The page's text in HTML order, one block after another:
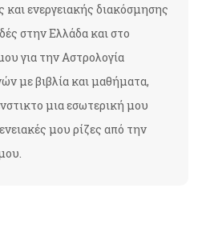
και ενεργειακής διακόσμησης
στην Ελλάδα και στο
για την Αστρολογία
με βιβλία και μαθήματα,
μια εσωτερική μου
μου ρίζες από την